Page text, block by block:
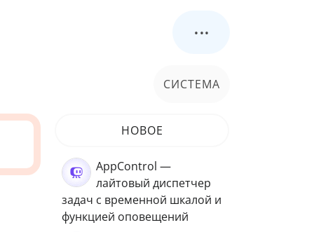
...
СИСТЕМА
НОВОЕ
AppControl —
лайтовый диспетчер
задач с временной шкалой и
функцией оповещений